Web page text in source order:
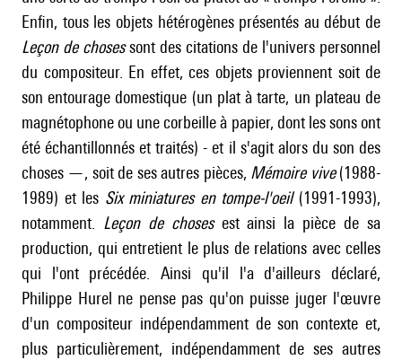
Enfin, tous les objets hétérogènes présentés au début de
Leçon de chosessont des citations de l'univers personnel
du compositeur. En effet, ces objets proviennent soit de
son entourage domestique (un plat à tarte, un plateau de
magnétophone ou une corbeille à papier, dont les sons ont
été échantillonnés et traités) - et il s'agit alors du son des
choses —, soit de ses autres pièces, Mémoire vive(1988-
1989) et les Six miniatures en tompe-l'oeil(1991-1993),
notamment. Leçon de chosesest ainsi la pièce de sa
production, qui entretient le plus de relations avec celles
qui l'ont précédée. Ainsi qu'il l'a d'ailleurs déclaré,
Philippe Hurel ne pense pas qu'on puisse juger l'œuvre
d'un compositeur indépendamment de son contexte et,
plus particulièrement, indépendamment de ses autres